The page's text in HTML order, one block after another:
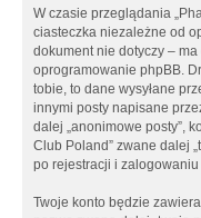
W czasie przeglądania
ciasteczka niezależne od
dokument nie dotyczy –
oprogramowanie phpBB.
tobie, to dane wysyłane
innymi posty napisane
dalej „anonimowe posty”,
Club Poland” zwane dalej
po rejestracji i zalogowaniu
Twoje konto będzie